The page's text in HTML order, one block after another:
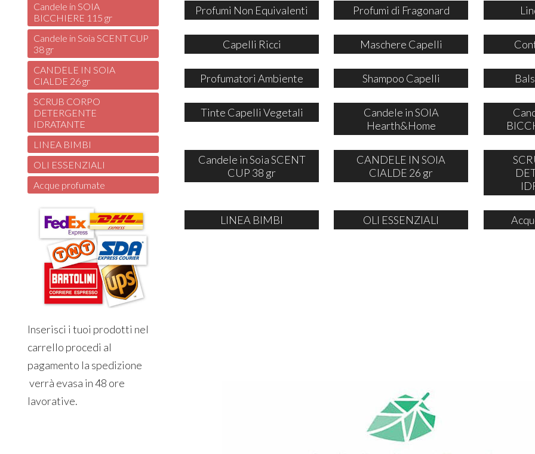
Profumi Non Equivalenti Profumi di Fragonard
Capelli Ricci Maschere Capelli
Profumatori Ambiente Shampoo Capelli
Tinte Capelli Vegetali
Candele in SOIA
Hearth&Home
Candele in Soia SCENT
CUP 38 gr
CANDELE IN SOIA
CIALDE 26 gr
LINEA BIMBI OLI ESSENZIALI
Candele in SOIA
BICCHIERE 115 gr
Candele in Soia SCENT CUP
38 gr
CANDELE IN SOIA
CIALDE 26 gr
SCRUB CORPO
DETERGENTE
IDRATANTE
LINEA BIMBI
OLI ESSENZIALI
Acque profumate
Inserisci i tuoi prodotti nel
carrello procedi al
pagamento la spedizione
verrà evasa in 48 ore
lavorative.